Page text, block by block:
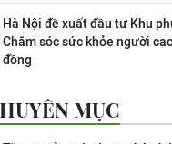
Hà Nội đề xuất đầu tư Khu
Chăm sóc sức khỏe người
đồng
MỤC